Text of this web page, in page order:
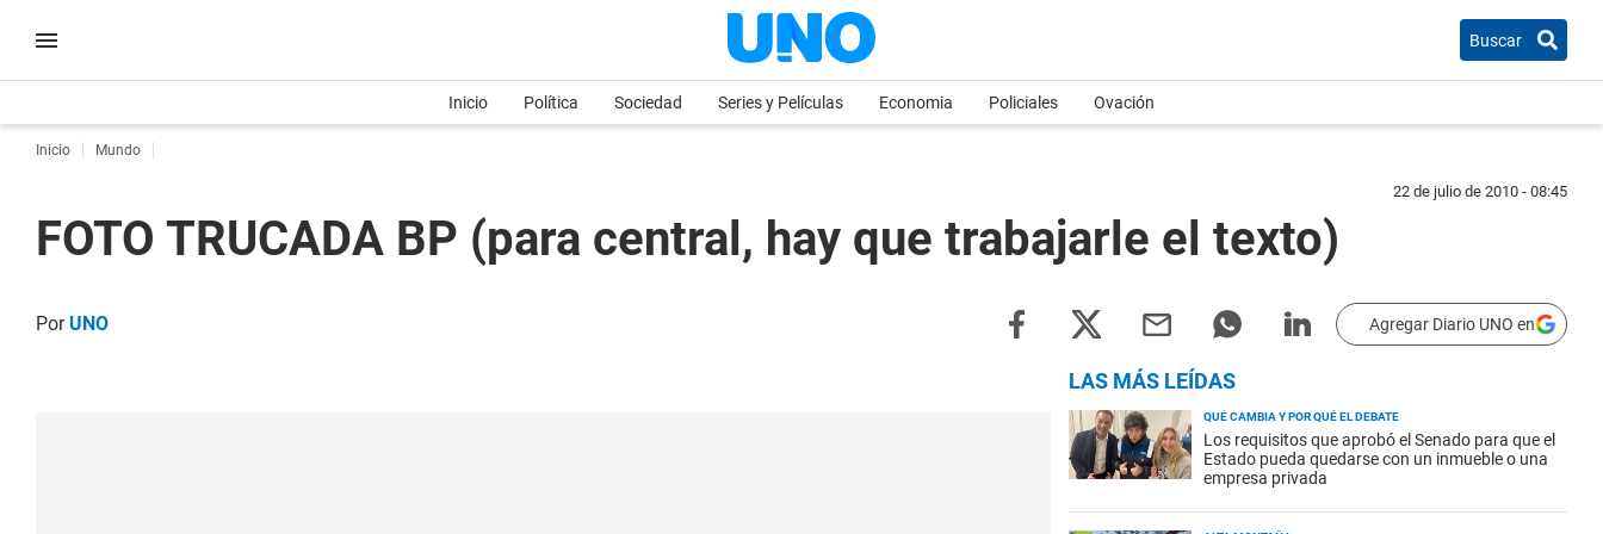
Buscar
Inicio Política Sociedad Series y Películas Economia Policiales Ovación
Inicio Mundo
22 de julio de 2010 - 08:45
FOTO TRUCADA BP (para central, hay que trabajarle el texto)
PorUNO Agregar Diario UNO en
LAS MÁS LEÍDAS
QUÉ CAMBIA Y POR QUÉ EL DEBATE
Los requisitos que aprobó el Senado para que el
Estado pueda quedarse con un inmueble o una
empresa privada